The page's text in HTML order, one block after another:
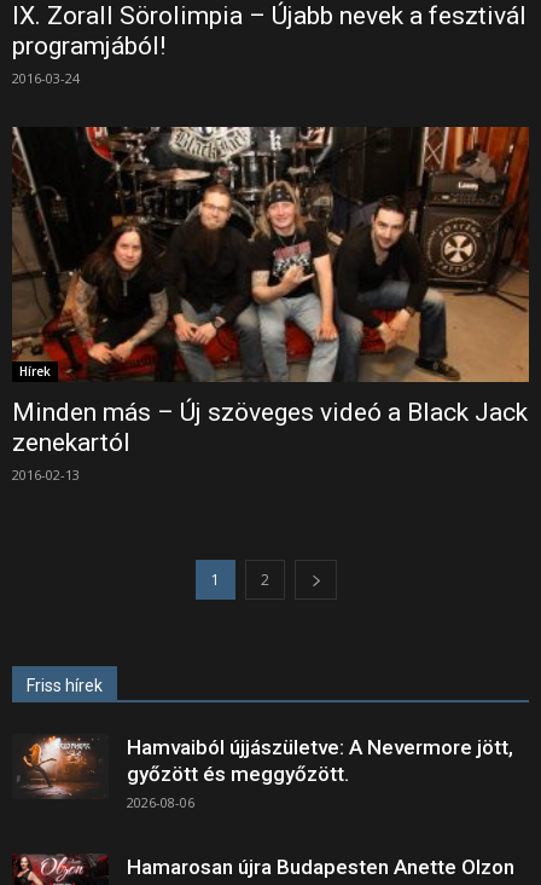
IX. Zorall Sörolimpia – Újabb nevek a fesztivál
programjából!
2016-03-24
Hírek
Minden más – Új szöveges videó a Black Jack
zenekartól
2016-02-13
1 2
Friss hírek
Hamvaiból újjászületve: A Nevermore jött,
győzött és meggyőzött.
2026-08-06
Hamarosan újra Budapesten Anette Olzon